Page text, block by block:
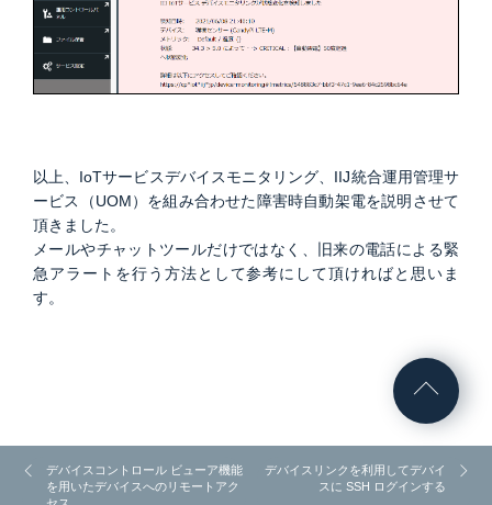
以上、IoTサービスデバイスモニタリング、IIJ統合運用管理サ
ービス（UOM）を組み合わせた障害時自動架電を説明させて
頂きました。
メールやチャットツールだけではなく、旧来の電話による緊
急アラートを行う方法として参考にして頂ければと思いま
す。
デバイスコントロール ビューア機能
を用いたデバイスへのリモートアク
デバイスリンクを利用してデバイ
スに SSH ログインする